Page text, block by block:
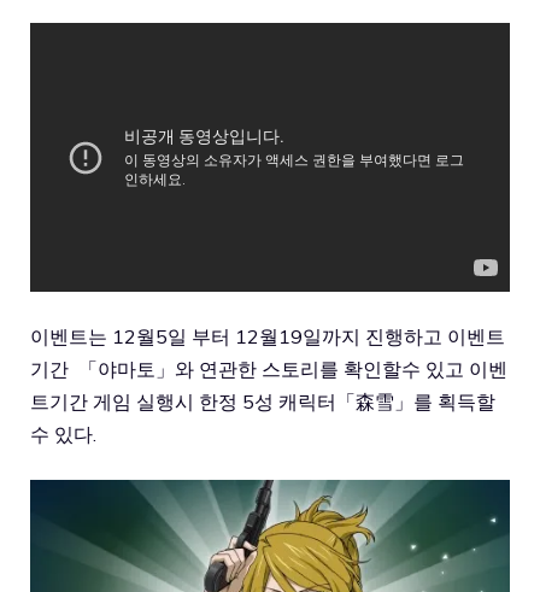
이벤트는 12월5일 부터 12월19일까지 진행하고 이벤트
기간 「야마토」와 연관한 스토리를 확인할수 있고 이벤
트기간 게임 실행시 한정 5성 캐릭터「森雪」를 획득할
수 있다.